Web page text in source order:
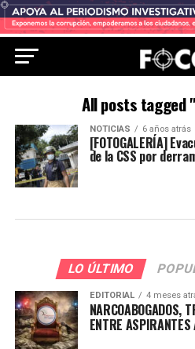
All posts tagged
NOTICIAS 6 años atrás
[FOTOGALERÍA]
de la CSS por
LO ÚLTIMO
EDITORIAL 4 meses
NARCOABOGADOS,
ENTRE ASPIRANTES